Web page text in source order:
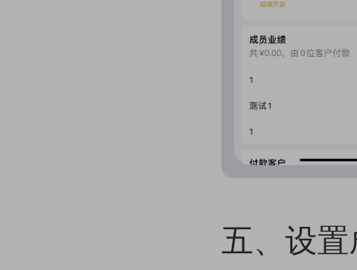
五、设